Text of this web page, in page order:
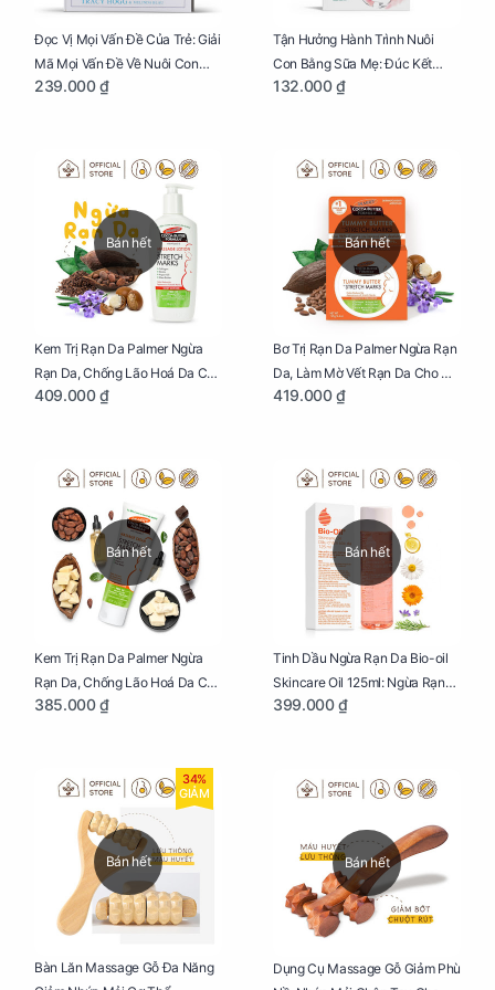
Đọc Vị Mọi Vấn Đề Của Trẻ: Giải
Mã Mọi Vấn Đề Về Nuôi Con
Nhỏ (Ăn, Ngủ, Kỷ Luật Hành Vi),
239.000 ₫
Tận Hưởng Hành Trình Nuôi
Con Bằng Sữa Mẹ: Đúc Kết
Những Kiến Thức Quý Báu Về
Mình Trong Hành Trình Nuôi
132.000 ₫
Bán hết
Kem Trị Rạn Da Palmer Ngừa
Rạn Da, Chống Lão Hoá Da Cho
Mẹ Bầu Chai 250ml
409.000 ₫
Bán hết
Bơ Trị Rạn Da Palmer Ngừa Rạn
Da, Làm Mờ Vết Rạn Da Cho Mẹ
Bầu Hũ 125g
419.000 ₫
Bán hết
Kem Trị Rạn Da Palmer Ngừa
Rạn Da, Chống Lão Hoá Da Cho
Mẹ Bầu Tuýp 125g
385.000 ₫
Bán hết
Tinh Dầu Ngừa Rạn Da Bio-oil
Skincare Oil 125ml: Ngừa Rạn
Da, Chăm Sóc Da Toàn Diện
399.000 ₫
Bán hết
34%
GIẢM
Bàn Lăn Massage Gỗ Đa Năng
Bán hết
Dụng Cụ Massage Gỗ Giảm Phù